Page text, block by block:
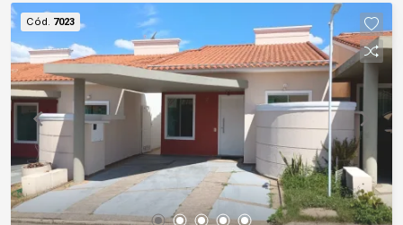
para momentos de descanso Lazer e conforto:
Espaço gourmet com churrasqueira Piscina com
WC de apoio Iluminação planejada em todos os
ambientes 4 vagas de garagem, sendo 2
cobertas Localização privilegiada: Condomínio
fechado com segurança e lazer Situado no bairro
Aparecidinha, no condomínio Lago da Boa Vista
Fácil acesso às principais rodovias da região:
Castello Branco, Raposo Tavares e João Leme
dos Santos Próximo a escolas, supermercados,
Cód. 7023